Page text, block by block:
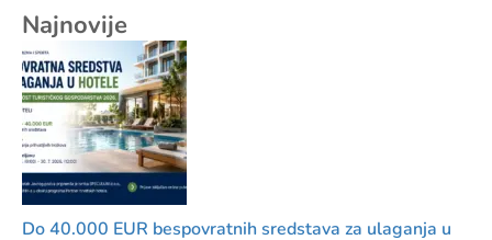
Najnovije
Do 40.000 EUR bespovratnih sredstava za ulaganja u